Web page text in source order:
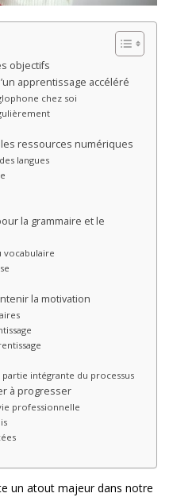
objectifs
apprentissage accéléré
chez soi
les ressources numériques
langues
la grammaire et le
vocabulaire
la motivation
intégrante du processus
à progresser
professionnelle
un atout majeur dans notre